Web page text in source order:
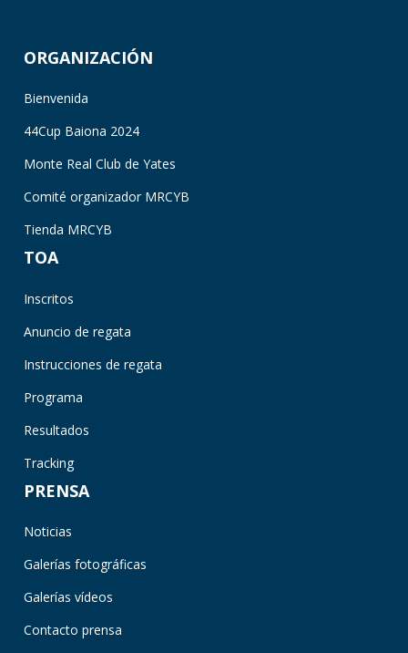
ORGANIZACIÓN
Bienvenida
44Cup Baiona 2024
Monte Real Club de Yates
Comité organizador MRCYB
Tienda MRCYB
TOA
Inscritos
Anuncio de regata
Instrucciones de regata
Programa
Resultados
Tracking
PRENSA
Noticias
Galerías fotográficas
Galerías vídeos
Contacto prensa